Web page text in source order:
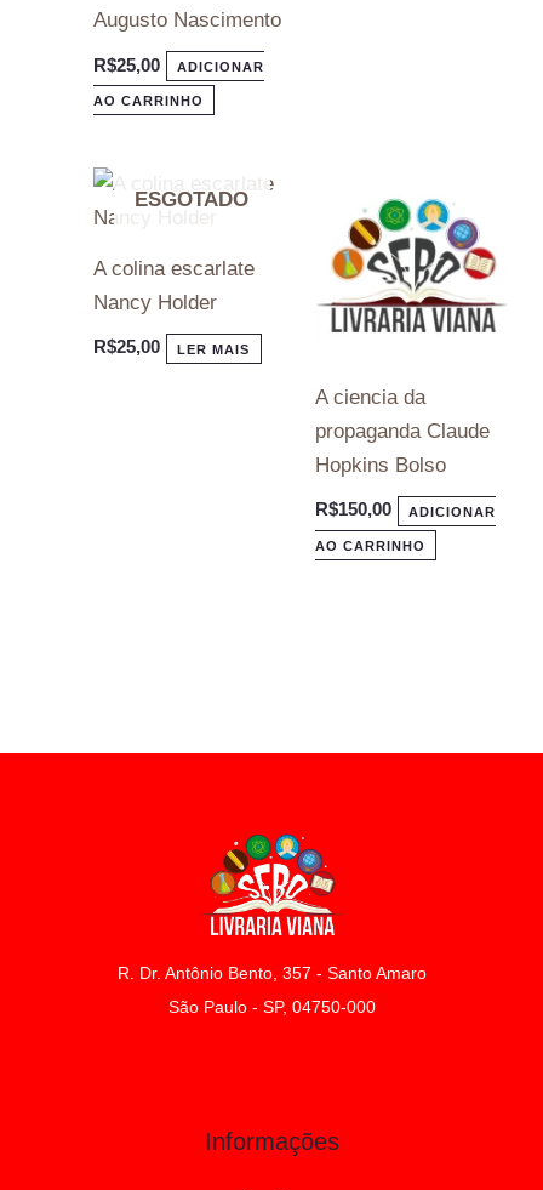
Augusto Nascimento
R$25,00 ADICIONAR
AO CARRINHO
ESGOTADO
A colina escarlate
Nancy Holder
R$25,00 LER MAIS
A ciencia da
propaganda Claude
Hopkins Bolso
R$150,00 ADICIONAR
AO CARRINHO
R. Dr. Antônio Bento, 357 - Santo Amaro
São Paulo - SP, 04750-000
Informações